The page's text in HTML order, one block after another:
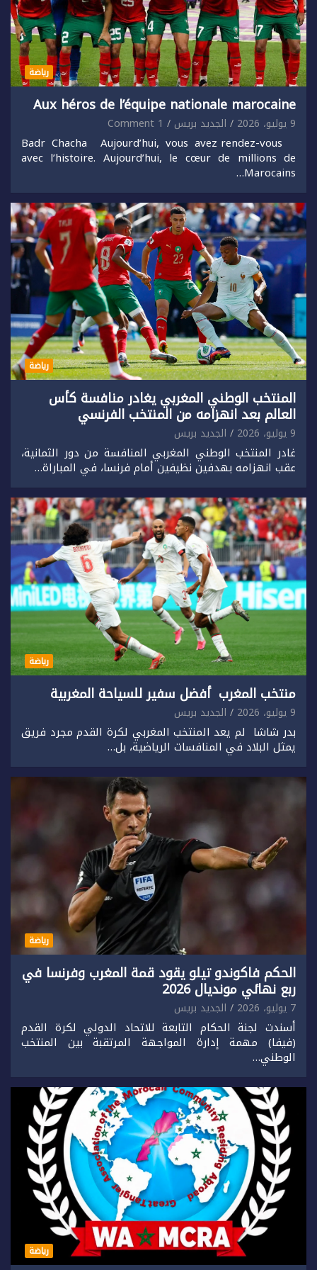
رياضة
Aux héros de l’équipe nationale marocaine
9 يوليو، 2026 الجديد بريس 1 Comment
Badr Chacha Aujourd’hui, vous avez rendez-vous
avec l’histoire. Aujourd’hui, le cœur de millions de
Marocains…
رياضة
المنتخب الوطني المغربي يغادر منافسة كأس
العالم بعد انهزامه من المنتخب الفرنسي
9 يوليو، 2026 الجديد بريس
غادر المنتخب الوطني المغربي المنافسة من دور الثمانية،
عقب انهزامه بهدفين نظيفين أمام فرنسا، في المباراة…
رياضة
منتخب المغرب أفضل سفير للسياحة المغربية
9 يوليو، 2026 الجديد بريس
بدر شاشا لم يعد المنتخب المغربي لكرة القدم مجرد فريق
يمثل البلاد في المنافسات الرياضية، بل…
رياضة
الحكم فاكوندو تيلو يقود قمة المغرب وفرنسا في
ربع نهائي مونديال 2026
7 يوليو، 2026 الجديد بريس
أسندت لجنة الحكام التابعة للاتحاد الدولي لكرة القدم
(فيفا) مهمة إدارة المواجهة المرتقبة بين المنتخب
الوطني…
رياضة